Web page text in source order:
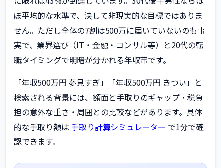
ぼ平均的な水準で、決して非現実的な目標ではありま
せん。ただし全体の7割は500万に届いていないのも事
実で、業界選び（IT・金融・コンサル等）と20代の転
職タイミングで明暗が分かれる年収帯です。
「年収500万円 夢見すぎ」「年収500万円 きつい」と
検索される背景には、額面と手取りのギャップ・税負
担の意外な重さ・周囲との比較などがあります。具体
的な手取り額は 手取り計算シミュレーター で1分で確
認できます。